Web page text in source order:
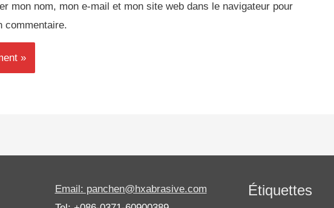
mon nom, mon e-mail et mon site web dans le navigateur pour
commentaire.
Email: panchen@hxabrasive.com
Étiquettes